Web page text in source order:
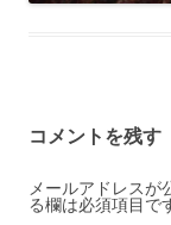
コメントを残す
メールアドレスが
る欄は必須項目で